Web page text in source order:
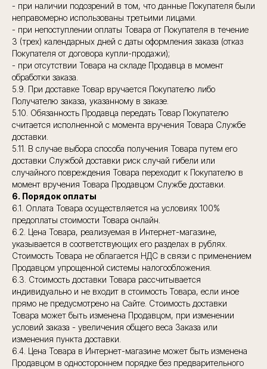
- при наличии подозрений в том, что данные Покупателя были
неправомерно использованы третьими лицами.
- при непоступлении оплаты Товара от Покупателя в течение
3 (трех) календарных дней с даты оформления заказа (отказ
Покупателя от договора купли-продажи);
- при отсутствии Товара на складе Продавца в момент
обработки заказа.
5.9. При доставке Товар вручается Покупателю либо
Получателю заказа, указанному в заказе.
5.10. Обязанность Продавца передать Товар Покупателю
считается исполненной с момента вручения Товара Службе
доставки.
5.11. В случае выбора способа получения Товара путем его
доставки Службой доставки риск случай гибели или
случайного повреждения Товара переходит к Покупателю в
момент вручения Товара Продавцом Службе доставки.
6. Порядок оплаты
6.1. Оплата Товара осуществляется на условиях 100%
предоплаты стоимости Товара онлайн.
6.2. Цена Товара, реализуемая в Интернет-магазине,
указывается в соответствующих его разделах в рублях.
Стоимость Товара не облагается НДС в связи с применением
Продавцом упрощенной системы налогообложения.
6.3. Стоимость доставки Товара рассчитывается
индивидуально и не входит в стоимость Товара, если иное
прямо не предусмотрено на Сайте. Стоимость доставки
Товара может быть изменена Продавцом, при изменении
условий заказа - увеличения общего веса Заказа или
изменения пункта доставки.
6.4. Цена Товара в Интернет-магазине может быть изменена
Продавцом в одностороннем порядке без предварительного